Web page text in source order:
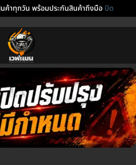
ค้าทุกวัน พร้อมประกันสินค้าถึงมือปิด